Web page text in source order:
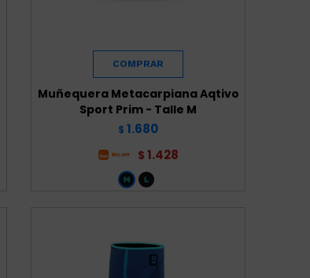
Muñequera Metacarpiana Aqtivo
Sport Prim - Talle M
$ 1.680
$ 1.428